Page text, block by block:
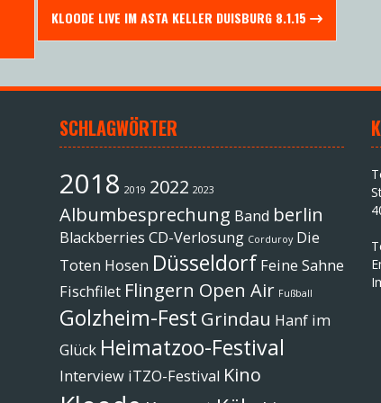
KLOODE LIVE IM ASTA KELLER DUISBURG 8.1.15
SCHLAGWÖRTER
2018 2019 2022 2023
Albumbesprechung Band berlin
Blackberries CD-Verlosung Corduroy Die
Toten Hosen Düsseldorf Feine Sahne
Fischfilet Flingern Open Air Fußball
Golzheim-Fest Grindau Hanf im
Glück Heimatzoo-Festival
Interview iTZO-Festival Kino